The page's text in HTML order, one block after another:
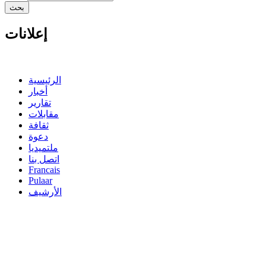
إعلانات
الرئيسية
أخبار
تقارير
مقابلات
ثقافة
دعوة
ملتميديا
اتصل بنا
Francais
Pulaar
الأرشيف